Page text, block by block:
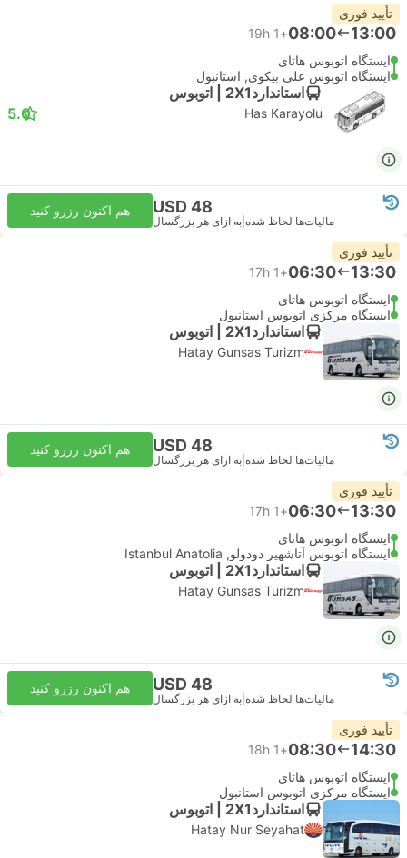
تأیید فوری
13:00
08:00
+1
19h
ایستگاه اتوبوس هاتای
ایستگاه اتوبوس علی بیکوی, استانبول
استاندارد2X1 | اتوبوس
Has Karayolu
5.0
USD 48
مالیات‌ها لحاظ شده به ازای هر بزرگسال
هم اکنون رزرو کنید
تأیید فوری
13:30
06:30
+1
17h
ایستگاه اتوبوس هاتای
ایستگاه مرکزی اتوبوس استانبول
استاندارد2X1 | اتوبوس
Hatay Gunsas Turizm
USD 48
مالیات‌ها لحاظ شده به ازای هر بزرگسال
هم اکنون رزرو کنید
تأیید فوری
13:30
06:30
+1
17h
ایستگاه اتوبوس هاتای
ایستگاه اتوبوس آتاشهیر دودولو, Istanbul Anatolia
استاندارد2X1 | اتوبوس
Hatay Gunsas Turizm
USD 48
مالیات‌ها لحاظ شده به ازای هر بزرگسال
هم اکنون رزرو کنید
تأیید فوری
14:30
08:30
+1
18h
ایستگاه اتوبوس هاتای
ایستگاه مرکزی اتوبوس استانبول
استاندارد2X1 | اتوبوس
Hatay Nur Seyahat